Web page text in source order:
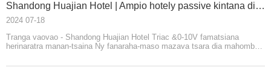
Shandong Huajian Hotel | Ampio hotely passive kintana dimy hahatratra ny fanjifana angovo faran'izay ambany amin'ny fanaraha-maso mazava tsara
2024 07-18
Tranga vaovao - Shandong Huajian Hotel Triac &0-10V famatsiana
herinaratra manan-tsaina Ny fanaraha-maso mazava tsara dia mahomby
ambany indrindra